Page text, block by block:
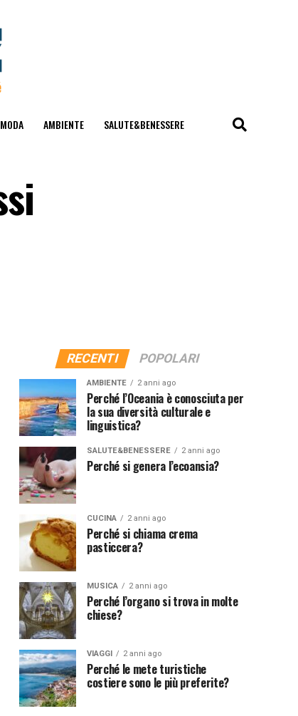
MODA AMBIENTE SALUTE&BENESSERE
RECENTI POPOLARI
AMBIENTE 2 anni ago
Perché l’Oceania è conosciuta per
la sua diversità culturale e
linguistica?
SALUTE&BENESSERE 2 anni ago
Perché si genera l’ecoansia?
CUCINA 2 anni ago
Perché si chiama crema
pasticcera?
MUSICA 2 anni ago
Perché l’organo si trova in molte
chiese?
VIAGGI 2 anni ago
Perché le mete turistiche
costiere sono le più preferite?